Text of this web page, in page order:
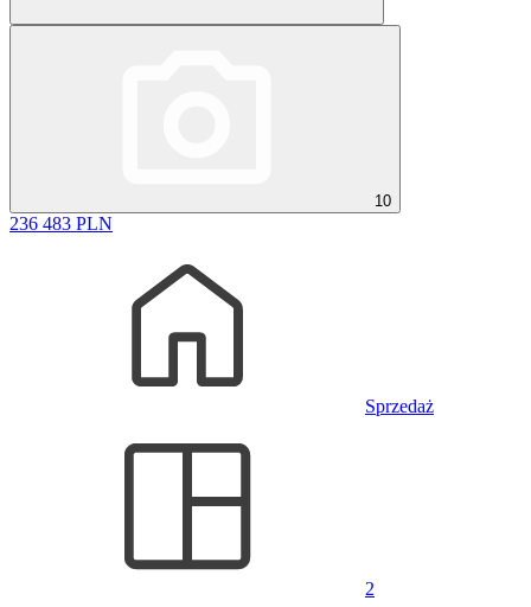
10
236 483 PLN
Sprzedaż
2